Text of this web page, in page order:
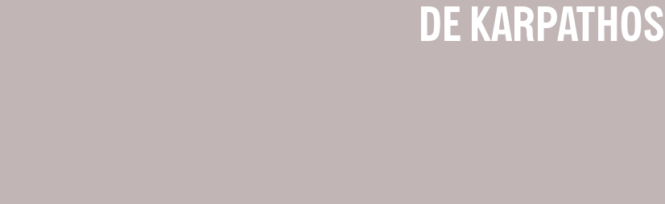
DE KARPATHOS